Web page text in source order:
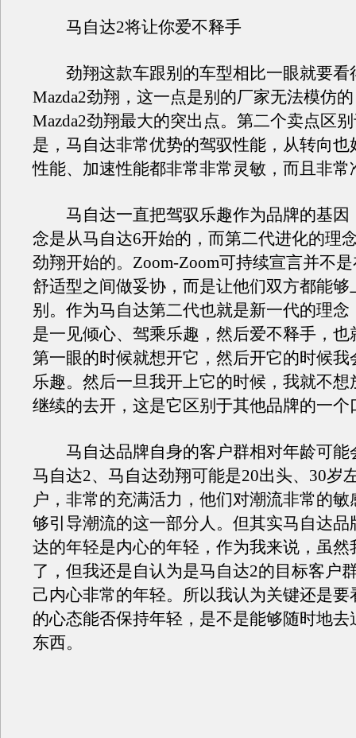
马自达2将让你爱不释手
劲翔这款车跟别的车型相比一眼就要看
Mazda2劲翔，这一点是别的厂家无法模仿
Mazda2劲翔最大的突出点。第二个卖点区
是，马自达非常优势的驾驭性能，从转向也
性能、加速性能都非常非常灵敏，而且非常
马自达一直把驾驭乐趣作为品牌的基因
念是从马自达6开始的，而第二代进化的理
劲翔开始的。Zoom-Zoom可持续宣言并不
舒适型之间做妥协，而是让他们双方都能够
别。作为马自达第二代也就是新一代的理念
是一见倾心、驾乘乐趣，然后爱不释手，也
第一眼的时候就想开它，然后开它的时候我
乐趣。然后一旦我开上它的时候，我就不想
继续的去开，这是它区别于其他品牌的一个
马自达品牌自身的客户群相对年龄可能
马自达2、马自达劲翔可能是20出头、30岁
户，非常的充满活力，他们对潮流非常的敏
够引导潮流的这一部分人。但其实马自达品
达的年轻是内心的年轻，作为我来说，虽然
了，但我还是自认为是马自达2的目标客户
己内心非常的年轻。所以我认为关键还是要
的心态能否保持年轻，是不是能够随时地去
东西。